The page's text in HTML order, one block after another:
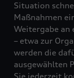
Situation
Maßnahmen
Weitergabe
– etwa zur
werden die
ausgewählten